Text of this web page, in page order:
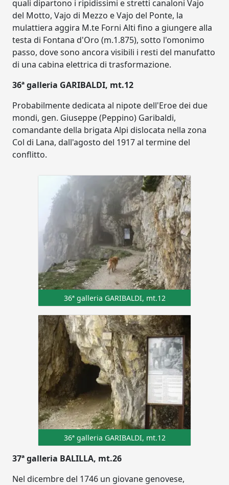
quali dipartono i ripidissimi e stretti canaloni Vajo
del Motto, Vajo di Mezzo e Vajo del Ponte, la
mulattiera aggira M.te Forni Alti fino a giungere alla
testa di Fontana d'Oro (m.1.875), sotto l'omonimo
passo, dove sono ancora visibili i resti del manufatto
di una cabina elettrica di trasformazione.
36ª galleria GARIBALDI, mt.12
Probabilmente dedicata al nipote dell'Eroe dei due
mondi, gen. Giuseppe (Peppino) Garibaldi,
comandante della brigata Alpi dislocata nella zona
Col di Lana, dall'agosto del 1917 al termine del
conflitto.
36ª galleria GARIBALDI, mt.12
36ª galleria GARIBALDI, mt.12
37ª galleria BALILLA, mt.26
Nel dicembre del 1746 un giovane genovese,